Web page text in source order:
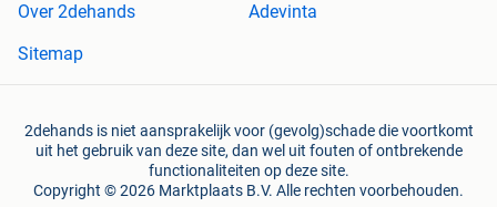
Over 2dehands
Adevinta
Sitemap
2dehands is niet aansprakelijk voor (gevolg)schade die voortkomt
uit het gebruik van deze site, dan wel uit fouten of ontbrekende
functionaliteiten op deze site.
Copyright © 2026 Marktplaats B.V. Alle rechten voorbehouden.